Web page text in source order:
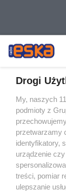
Żaden utwór
tym także
eksploatacji w
Internecie bez
wykorzystanie
tzn. bez
ścigane prawnie.
Drogi
My, naszych
podmioty z
przetwarzamy
identyfikatory,
urządzenie
treści, pomiar
ulepszanie